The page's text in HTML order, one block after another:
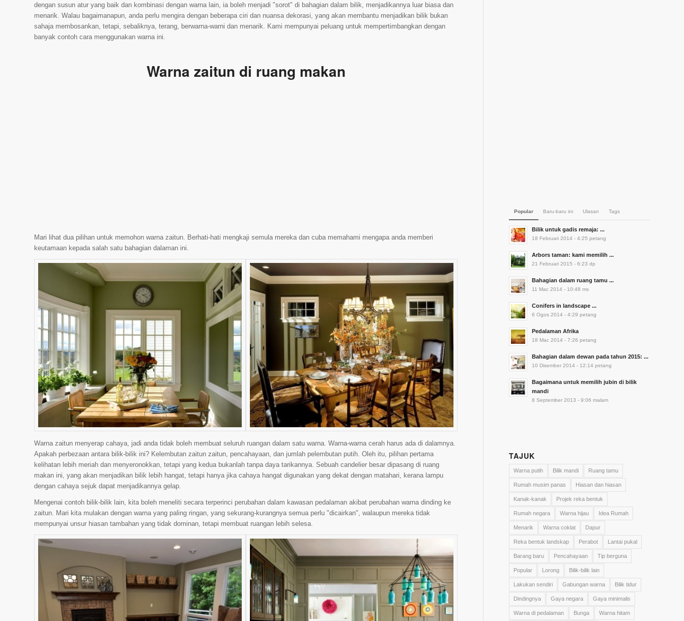
dengan susun atur yang baik dan kombinasi dengan warna lain, ia boleh menjadi "sorot" di bahagian dalam bilik, menjadikannya luar biasa dan
menarik. Walau bagaimanapun, anda perlu mengira dengan beberapa ciri dan nuansa dekorasi, yang akan membantu menjadikan bilik bukan
sahaja membosankan, tetapi, sebaliknya, terang, berwarna-warni dan menarik. Kami mempunyai peluang untuk mempertimbangkan dengan
banyak contoh cara menggunakan warna ini.
Warna zaitun di ruang makan
Mari lihat dua pilihan untuk memohon warna zaitun. Berhati-hati mengkaji semula mereka dan cuba memahami mengapa anda memberi
keutamaan kepada salah satu bahagian dalaman ini.
Warna zaitun menyerap cahaya, jadi anda tidak boleh membuat seluruh ruangan dalam satu warna. Warna-warna cerah harus ada di dalamnya.
Apakah perbezaan antara bilik-bilik ini? Kelembutan zaitun zaitun, pencahayaan, dan jumlah pelembutan putih. Oleh itu, pilihan pertama
kelihatan lebih meriah dan menyeronokkan, tetapi yang kedua bukanlah tanpa daya tarikannya. Sebuah candelier besar dipasang di ruang
makan ini, yang akan menjadikan bilik lebih hangat, tetapi hanya jika cahaya hangat digunakan yang dekat dengan matahari, kerana lampu
dengan cahaya sejuk dapat menjadikannya gelap.
Mengenai contoh bilik-bilik lain, kita boleh meneliti secara terperinci perubahan dalam kawasan pedalaman akibat perubahan warna dinding ke
zaitun. Mari kita mulakan dengan warna yang paling ringan, yang sekurang-kurangnya semua perlu "dicairkan", walaupun mereka tidak
mempunyai unsur hiasan tambahan yang tidak dominan, tetapi membuat ruangan lebih selesa.
Popular Baru-baru ini Ulasan Tags
Bilik untuk gadis remaja: ...
18 Februari 2014 - 4:25 petang
Arbors taman: kami memilih ...
21 Februari 2015 - 6:23 dp
Bahagian dalam ruang tamu ...
11 Mac 2014 - 10:48 ms
Conifers in landscape ...
6 Ogos 2014 - 4:29 petang
Pedalaman Afrika
18 Mac 2014 - 7:26 petang
Bahagian dalam dewan pada tahun 2015: ...
10 Disember 2014 - 12:14 petang
Bagaimana untuk memilih jubin di bilik
mandi
8 September 2013 - 9:06 malam
TAJUK
Warna putih Bilik mandi Ruang tamu
Rumah musim panas Hiasan dan hiasan
Kanak-kanak Projek reka bentuk
Rumah negara Warna hijau Idea Rumah
Menarik Warna coklat Dapur
Reka bentuk landskap Perabot Lantai pukal
Barang baru Pencahayaan Tip berguna
Popular Lorong Bilik-bilik lain
Lakukan sendiri Gabungan warna Bilik tidur
Dindingnya Gaya negara Gaya minimalis
Warna di pedalaman Bunga Warna hitam